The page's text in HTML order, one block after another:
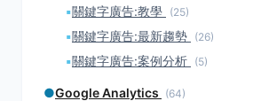
▪關鍵字廣告:教學 (25)
▪關鍵字廣告:最新趨勢 (26)
▪關鍵字廣告:案例分析 (5)
●Google Analytics (64)